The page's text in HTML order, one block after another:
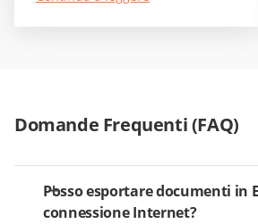
Domande Frequenti (FAQ)
Posso esportare documenti in
connessione Internet?